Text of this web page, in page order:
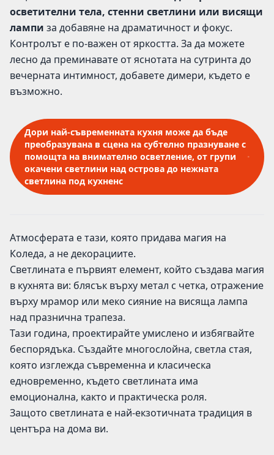
осветителни тела, стенни светлини или висящи
лампи за добавяне на драматичност и фокус.
Контролът е по-важен от яркостта. За да можете
лесно да преминавате от яснотата на сутринта до
вечерната интимност, добавете димери, където е
възможно.
Дори най-съвременната кухня може да бъде
преобразувана в сцена на субтелно празнуване с
помощта на внимателно осветление, от групи
окачени светлини над острова до нежната
светлина под кухненс
Атмосферата е тази, която придава магия на
Коледа, а не декорациите.
Светлината е първият елемент, който създава магия
в кухнята ви: блясък върху метал с четка, отражение
върху мрамор или меко сияние на висяща лампа
над празнична трапеза.
Тази година, проектирайте умислено и избягвайте
беспорядъка. Създайте многослойна, светла стая,
която изглежда съвременна и класическа
едновременно, където светлината има
емоционална, както и практическа роля.
Защото светлината е най-екзотичната традиция в
центъра на дома ви.